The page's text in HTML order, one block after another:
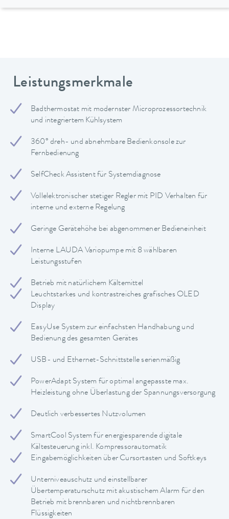
Leistungsmerkmale
Badthermostat mit modernster Microprozessortechnik
und integriertem Kühlsystem
360° dreh- und abnehmbare Bedienkonsole zur
Fernbedienung
SelfCheck Assistent für Systemdiagnose
Vollelektronischer stetiger Regler mit PID Verhalten für
interne und externe Regelung
Geringe Gerätehöhe bei abgenommener Bedieneinheit
Interne LAUDA Variopumpe mit 8 wählbaren
Leistungsstufen
Betrieb mit natürlichem Kältemittel
Leuchtstarkes und kontrastreiches grafisches OLED
Display
EasyUse System zur einfachsten Handhabung und
Bedienung des gesamten Gerätes
USB- und Ethernet-Schnittstelle serienmäßig
PowerAdapt System für optimal angepasste max.
Heizleistung ohne Überlastung der Spannungsversorgung
Deutlich verbessertes Nutzvolumen
SmartCool System für energiesparende digitale
Kältesteuerung inkl. Kompressorautomatik
Eingabemöglichkeiten über Cursortasten und Softkeys
Unterniveauschutz und einstellbarer
Übertemperaturschutz mit akustischem Alarm für den
Betrieb mit brennbaren und nichtbrennbaren
Flüssigkeiten